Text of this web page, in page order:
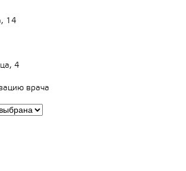
14
4
врача